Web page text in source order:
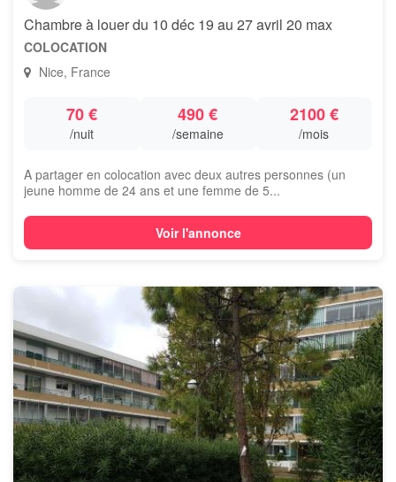
Chambre à louer du 10 déc 19 au 27 avril 20 max
COLOCATION
Nice, France
70 €
/nuit
490 €
/semaine
2100 €
/mois
A partager en colocation avec deux autres personnes (un
jeune homme de 24 ans et une femme de 5...
Voir l'annonce